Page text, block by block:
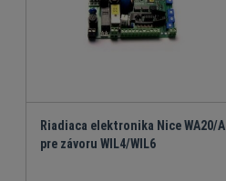
Riadiaca elektronika Nice WA20/A
pre závoru WIL4/WIL6